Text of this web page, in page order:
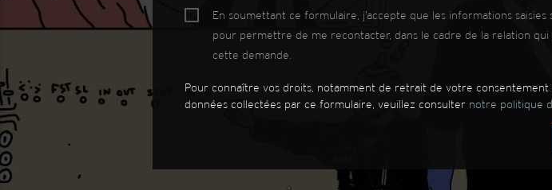
En soumettant ce formulaire, j’accepte que les informations saisies
pour permettre de me recontacter, dans le cadre de la relation
cette demande.
Pour connaître vos droits, notamment de retrait de votre consentement
données collectées par ce formulaire, veuillez consulter notre politique